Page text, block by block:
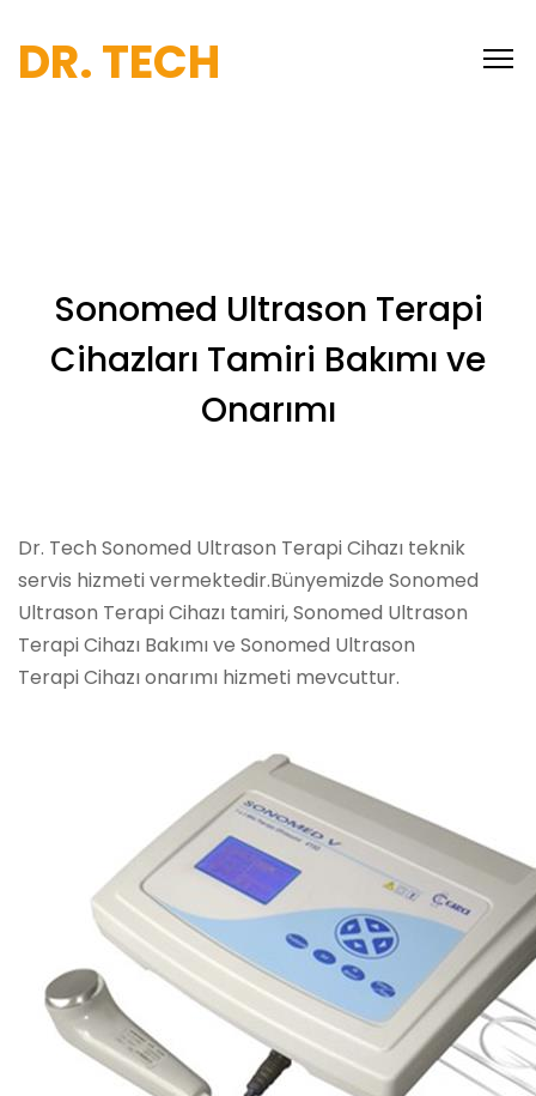
DR. TECH
Sonomed Ultrason Terapi
Cihazları Tamiri Bakımı ve
Onarımı
Dr. Tech Sonomed Ultrason Terapi Cihazı teknik
servis hizmeti vermektedir.Bünyemizde Sonomed
Ultrason Terapi Cihazı tamiri, Sonomed Ultrason
Terapi Cihazı Bakımı ve Sonomed Ultrason
Terapi Cihazı onarımı hizmeti mevcuttur.